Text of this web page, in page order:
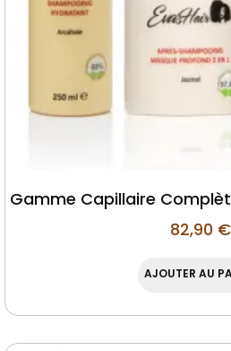
Gamme Capillaire
82,90 €
AJOUTER AU